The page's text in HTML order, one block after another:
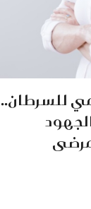
للسرطان..